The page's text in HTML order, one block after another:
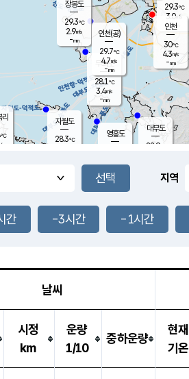
풍도
4.0m/s
무의도
28.1℃
3.4m/s
-mm
영흥도
자월도
28.3℃
장봉도
29.3℃
2.9m/s
-mm
대부도
28.9
29.3℃
3.0m/s
-mm
리
℃
m/s
인천(공)
29.7℃
4.7m/s
-mm
인천
30℃
4.3m/s
-mm
지역
간 -3시간 -1시간
날씨
시정
km
운량
1/10
중하운량
현재
기온